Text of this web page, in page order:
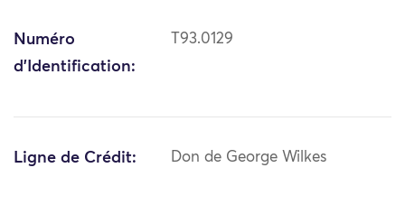
Numéro
d'Identification:
T93.0129
Ligne de Crédit: Don de George Wilkes